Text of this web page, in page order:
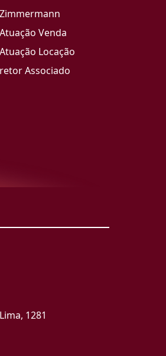
Venda
Locação
Associado
1281